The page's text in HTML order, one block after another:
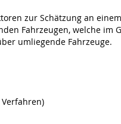
zur Schätzung an
Fahrzeugen, welche
umliegende Fahrzeuge.